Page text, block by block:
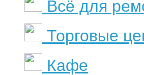
Всё для
Торговые
Кафе